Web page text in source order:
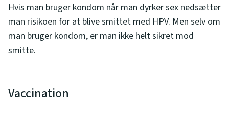
Hvis man bruger kondom når man dyrker sex nedsætter
man risikoen for at blive smittet med HPV. Men selv om
man bruger kondom, er man ikke helt sikret mod
smitte.
Vaccination